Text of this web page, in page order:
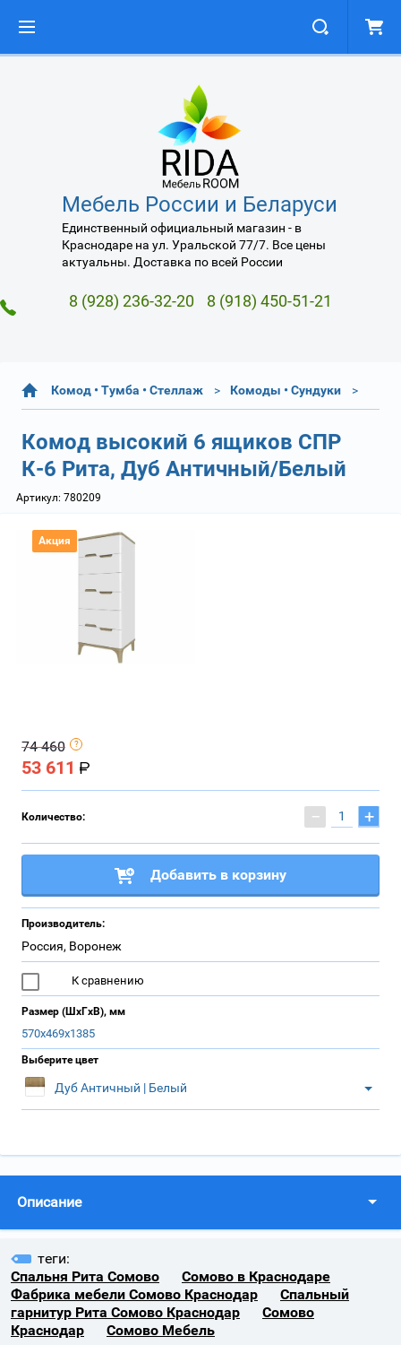
Мебель России и Беларуси
Единственный официальный магазин - в
Краснодаре на ул. Уральской 77/7. Все цены
актуальны. Доставка по всей России
8 (928) 236-32-20 8 (918) 450-51-21
Комод • Тумба • Стеллаж Комоды • Сундуки
Комод высокий 6 ящиков СПР
К-6 Рита, Дуб Античный/Белый
Артикул: 780209
Акция
74 460
53 611
Количество: − +
Добавить в корзину
Производитель:
Россия, Воронеж
К сравнению
Размер (ШхГхВ), мм
570х469х1385
Выберите цвет
Дуб Античный | Белый
Описание
теги:
Спальня Рита Сомово
Сомово в Краснодаре
Фабрика мебели Сомово Краснодар
Спальный
гарнитур Рита Сомово Краснодар
Сомово
Краснодар
Сомово Мебель